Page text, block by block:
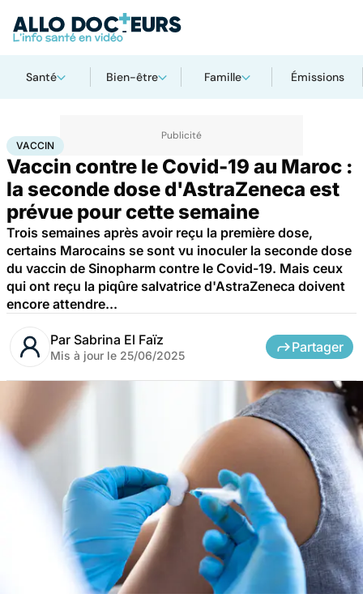
Santé Bien-être Famille Émissions
AccueilSanté Vaccin
VACCIN
Vaccin contre le Covid-19 au Maroc :
la seconde dose d'AstraZeneca est
prévue pour cette semaine
Trois semaines après avoir reçu la première dose,
certains Marocains se sont vu inoculer la seconde dose
du vaccin de Sinopharm contre le Covid-19. Mais ceux
qui ont reçu la piqûre salvatrice d'AstraZeneca doivent
encore attendre...
Par Sabrina El Faïz
Mis à jour le 25/06/2025
Partager